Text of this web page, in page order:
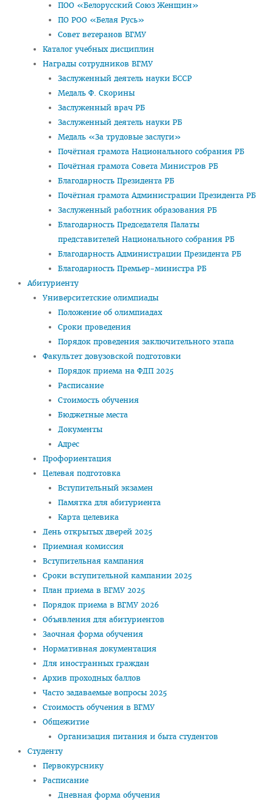
Год народного единства
Стратегия: Молодежь Беларуси - 20.30
ПОО «Белорусский Союз Женщин»
Совет ветеранов ВГМУ
Каталог учебных дисциплин
Награды сотрудников ВГМУ
Заслуженный деятель науки БССР
Медаль Ф. Скорины
Заслуженный врач РБ
Заслуженный деятель науки РБ
Медаль «За трудовые заслуги»
Почётная грамота Совета Министров РБ
Почётная грамота Администрации Президента РБ
Заслуженный работник образования РБ
Благодарность Председателя Палаты представителей
Национального собрания РБ
Благодарность Администрации Президента РБ
Благодарность Премьер-министра РБ
АБИТУРИЕНТУ
Факультет довузовской подготовки
Порядок приема на ФДП 2026
Расписание
Стоимость обучения
Документы
Адрес
Для иностранных граждан
Личный кабинет абитуриента
Сроки вступительной кампании 2026
План приема в ВГМУ 2026
Количество поданных заявлений и конкурс 2026
Порядок приема в ВГМУ 2026
Нормативная документация
Целевая подготовка
Общая информация
ПОО «Белорусский Союз Женщин»
ПО РОО «Белая Русь»
Совет ветеранов ВГМУ
Каталог учебных дисциплин
Награды сотрудников ВГМУ
Заслуженный деятель науки БССР
Медаль Ф. Скорины
Заслуженный врач РБ
Заслуженный деятель науки РБ
Медаль «За трудовые заслуги»
Почётная грамота Национального собрания РБ
Почётная грамота Совета Министров РБ
Благодарность Президента РБ
Почётная грамота Администрации Президента РБ
Заслуженный работник образования РБ
Благодарность Председателя Палаты
представителей Национального собрания РБ
Благодарность Администрации Президента РБ
Благодарность Премьер-министра РБ
Абитуриенту
Университетские олимпиады
Положение об олимпиадах
Сроки проведения
Порядок проведения заключительного этапа
Факультет довузовской подготовки
Порядок приема на ФДП 2025
Расписание
Стоимость обучения
Бюджетные места
Документы
Адрес
Профориентация
Целевая подготовка
Вступительный экзамен
Памятка для абитуриента
Карта целевика
День открытых дверей 2025
Приемная комиссия
Вступительная кампания
Сроки вступительной кампании 2025
План приема в ВГМУ 2025
Порядок приема в ВГМУ 2026
Объявления для абитуриентов
Заочная форма обучения
Нормативная документация
Для иностранных граждан
Архив проходных баллов
Часто задаваемые вопросы 2025
Стоимость обучения в ВГМУ
Общежитие
Организация питания и быта студентов
Студенту
Первокурснику
Расписание
Дневная форма обучения